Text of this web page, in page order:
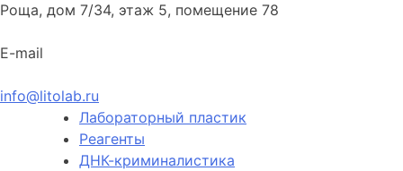
Роща, дом 7/34, этаж 5, помещение 78
E-mail
info@litolab.ru
Лабораторный пластик
Реагенты
ДНК-криминалистика